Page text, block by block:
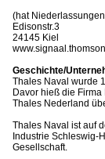
(hat
Edisonstr.3
24145 Kiel
Geschichte/
Thales Naval wurde
Davor hieß die
Thales Nederland
Thales Naval ist auf
Industrie Schleswig-
Gesellschaft.